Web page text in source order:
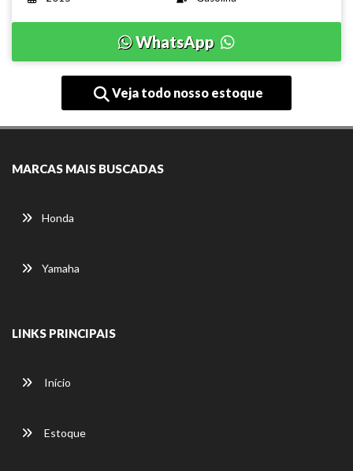
WhatsApp
Veja todo nosso estoque
MARCAS MAIS BUSCADAS
Honda
Yamaha
LINKS PRINCIPAIS
Início
Estoque